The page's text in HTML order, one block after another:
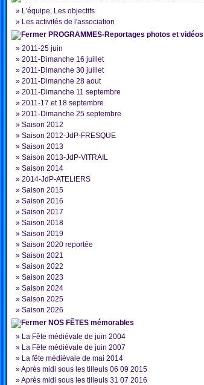
» L'équipe, Les objectifs
» Les activités de l'association
PROGRAMMES-Reportages photos et vidéos
» 2011-25 juin
» 2011-Dimanche 16 juillet
» 2011-Dimanche 30 juillet
» 2011-Dimanche 28 aout
» 2011-Dimanche 11 septembre
» 2011-17 et 18 septembre
» 2011-Dimanche 25 septembre
» Saison 2012
» Saison 2012-JdP-FRESQUE
» Saison 2013
» Saison 2013-JdP-VITRAIL
» Saison 2014
» 2014-JdP-ATELIERS
» Saison 2015
» Saison 2016
» Saison 2017
» Saison 2018
» Saison 2019
» Saison 2020 reportée
» Saison 2021
» Saison 2022
» Saison 2023
» Saison 2024
» Saison 2025
» Saison 2026
NOS FÊTES mémorables
» La Fête médiévale de juin 2004
» La Fête médiévale de juin 2007
» La fête médiévale de mai 2014
»Après midi sous les tilleuls 06 09 2015
»Après midi sous les tilleuls 31 07 2016